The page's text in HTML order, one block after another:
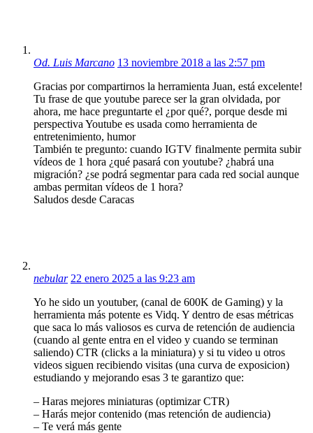
Od. Luis Marcano 13 noviembre 2018 a las 2:57 pm
Gracias por compartirnos la herramienta Juan, está excelente!
Tu frase de que youtube parece ser la gran olvidada, por
ahora, me hace preguntarte el ¿por qué?, porque desde mi
perspectiva Youtube es usada como herramienta de
entretenimiento, humor
También te pregunto: cuando IGTV finalmente permita subir
vídeos de 1 hora ¿qué pasará con youtube? ¿habrá una
migración? ¿se podrá segmentar para cada red social aunque
ambas permitan vídeos de 1 hora?
Saludos desde Caracas
nebular 22 enero 2025 a las 9:23 am
Yo he sido un youtuber, (canal de 600K de Gaming) y la
herramienta más potente es Vidq. Y dentro de esas métricas
que saca lo más valiosos es curva de retención de audiencia
(cuando al gente entra en el video y cuando se terminan
saliendo) CTR (clicks a la miniatura) y si tu video u otros
videos siguen recibiendo visitas (una curva de exposicion)
estudiando y mejorando esas 3 te garantizo que:
– Haras mejores miniaturas (optimizar CTR)
– Harás mejor contenido (mas retención de audiencia)
– Te verá más gente